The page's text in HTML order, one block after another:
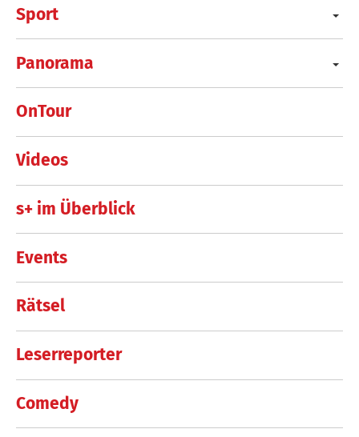
Sport
Panorama
OnTour
Videos
s+ im Überblick
Events
Rätsel
Leserreporter
Comedy